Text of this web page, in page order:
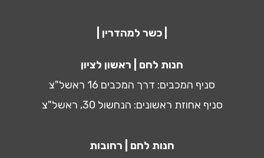
| כשר למהדרין |
חנות לחם | ראשון לציון
סניף המכבים: דרך המכבים 16 ראשל"צ
סניף אחוזת ראשונים: הנחשול 30, ראשל"צ
חנות לחם | רחובות